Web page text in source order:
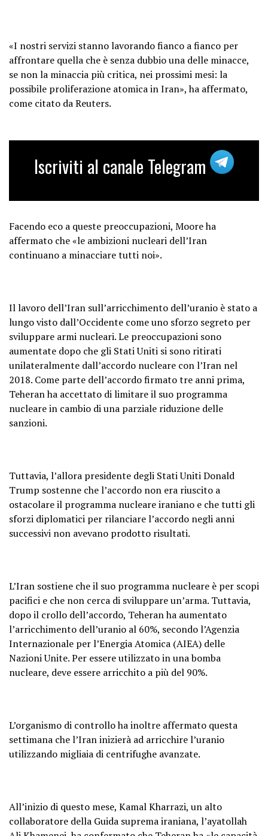
«I nostri servizi stanno lavorando fianco a fianco per
affrontare quella che è senza dubbio una delle minacce,
se non la minaccia più critica, nei prossimi mesi: la
possibile proliferazione atomica in Iran», ha affermato,
come citato da Reuters.
Iscriviti al canale Telegram
Facendo eco a queste preoccupazioni, Moore ha
affermato che «le ambizioni nucleari dell’Iran
continuano a minacciare tutti noi».
Il lavoro dell’Iran sull’arricchimento dell’uranio è stato a
lungo visto dall’Occidente come uno sforzo segreto per
sviluppare armi nucleari. Le preoccupazioni sono
aumentate dopo che gli Stati Uniti si sono ritirati
unilateralmente dall’accordo nucleare con l’Iran nel
2018. Come parte dell’accordo firmato tre anni prima,
Teheran ha accettato di limitare il suo programma
nucleare in cambio di una parziale riduzione delle
sanzioni.
Tuttavia, l’allora presidente degli Stati Uniti Donald
Trump sostenne che l’accordo non era riuscito a
ostacolare il programma nucleare iraniano e che tutti gli
sforzi diplomatici per rilanciare l’accordo negli anni
successivi non avevano prodotto risultati.
L’Iran sostiene che il suo programma nucleare è per scopi
pacifici e che non cerca di sviluppare un’arma. Tuttavia,
dopo il crollo dell’accordo, Teheran ha aumentato
l’arricchimento dell’uranio al 60%, secondo l’Agenzia
Internazionale per l’Energia Atomica (AIEA) delle
Nazioni Unite. Per essere utilizzato in una bomba
nucleare, deve essere arricchito a più del 90%.
L’organismo di controllo ha inoltre affermato questa
settimana che l’Iran inizierà ad arricchire l’uranio
utilizzando migliaia di centrifughe avanzate.
All’inizio di questo mese, Kamal Kharrazi, un alto
collaboratore della Guida suprema iraniana, l’ayatollah